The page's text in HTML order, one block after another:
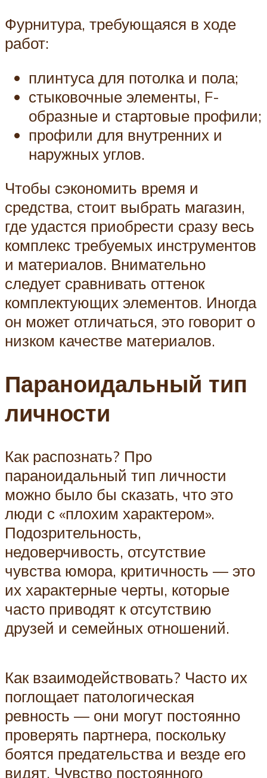
Фурнитура, требующаяся в ходе
работ:
плинтуса для потолка и пола;
стыковочные элементы, F-
образные и стартовые профили;
профили для внутренних и
наружных углов.
Чтобы сэкономить время и
средства, стоит выбрать магазин,
где удастся приобрести сразу весь
комплекс требуемых инструментов
и материалов. Внимательно
следует сравнивать оттенок
комплектующих элементов. Иногда
он может отличаться, это говорит о
низком качестве материалов.
Параноидальный тип
личности
Как распознать? Про
параноидальный тип личности
можно было бы сказать, что это
люди с «плохим характером».
Подозрительность,
недоверчивость, отсутствие
чувства юмора, критичность — это
их характерные черты, которые
часто приводят к отсутствию
друзей и семейных отношений.
Как взаимодействовать? Часто их
поглощает патологическая
ревность — они могут постоянно
проверять партнера, поскольку
боятся предательства и везде его
видят. Чувство постоянного